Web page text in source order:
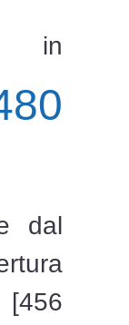
dal
[456